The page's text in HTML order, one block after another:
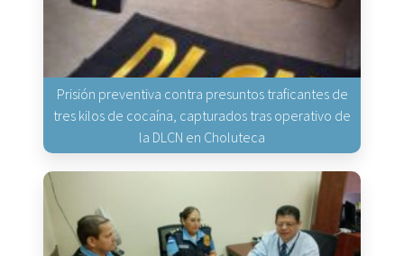
Prisión preventiva contra presuntos traficantes de
tres kilos de cocaína, capturados tras operativo de
la DLCN en Choluteca